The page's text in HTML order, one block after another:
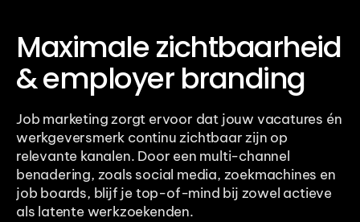
Maximale zichtbaarheid
& employer branding
Job marketing zorgt ervoor dat jouw vacatures én
werkgeversmerk continu zichtbaar zijn op
relevante kanalen. Door een multi-channel
benadering, zoals social media, zoekmachines en
job boards, blijf je top-of-mind bij zowel actieve
als latente werkzoekenden.